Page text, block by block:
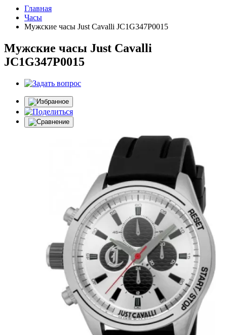
Главная
Часы
Mужские часы Just Cavalli JC1G347P0015
Mужские часы Just Cavalli
JC1G347P0015